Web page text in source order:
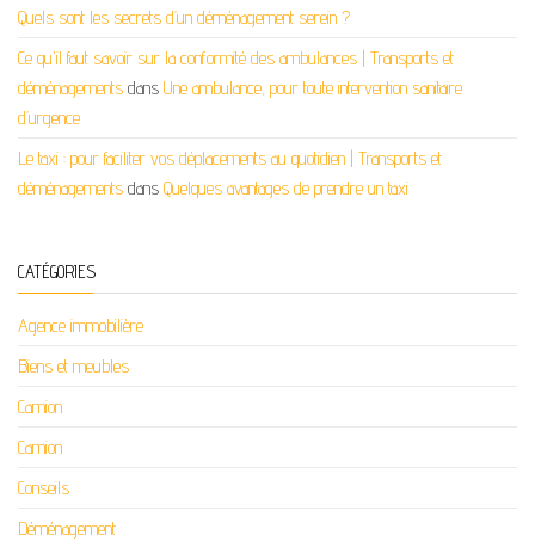
Quels sont les secrets d’un déménagement serein ?
Ce qu'il faut savoir sur la conformité des ambulances | Transports et
déménagements dans Une ambulance, pour toute intervention sanitaire
d’urgence
Le taxi : pour faciliter vos déplacements au quotidien | Transports et
déménagements dans Quelques avantages de prendre un taxi
CATÉGORIES
Agence immobilière
Biens et meubles
Camion
Camion
Conseils
Déménagement